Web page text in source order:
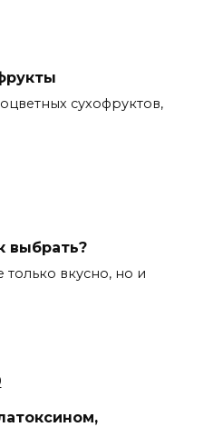
сухофруктов,
выбрать?
только вкусно, но и